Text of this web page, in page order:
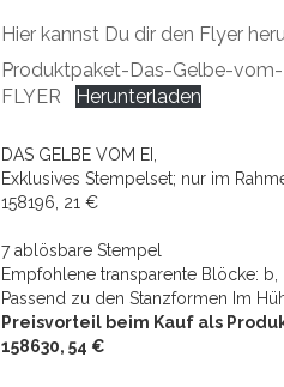
Hier kannst Du dir den Flyer
Produktpaket-Das-Gelbe-
FLYER
Herunterladen
DAS GELBE VOM EI,
Exklusives Stempelset; nur im
158196, 21 €
7 ablösbare Stempel
Empfohlene transparente Blöcke: b,
Passend zu den Stanzformen Im
Preisvorteil beim Kauf als
158630, 54 €